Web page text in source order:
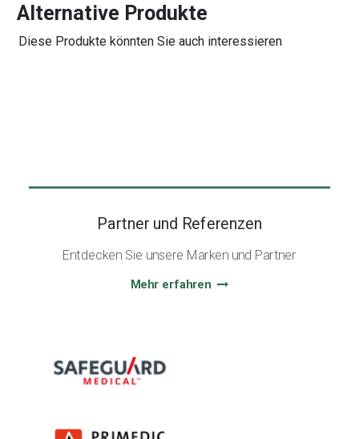
Alternative Produkte
Diese Produkte könnten Sie auch interessieren
Partner und Referenzen
Entdecken Sie unsere Marken und Partner
Mehr erfahren